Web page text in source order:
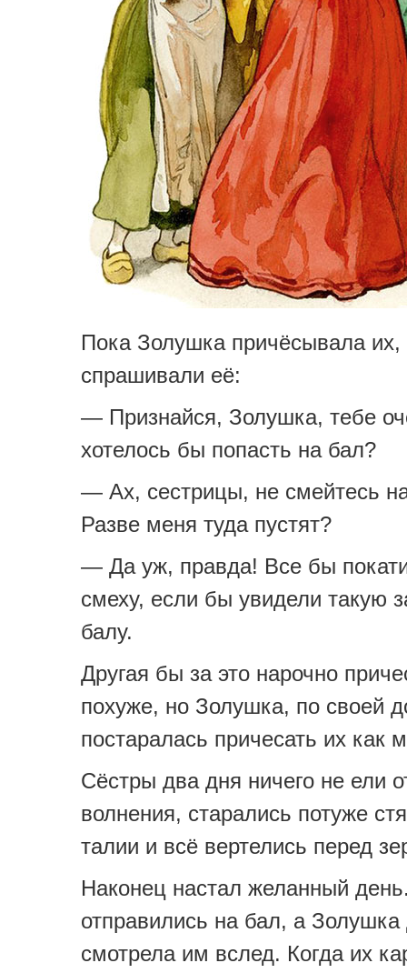
Пока Золушка причёсывала их,
спрашивали её:
— Признайся, Золушка, тебе
хотелось бы попасть на бал?
— Ах, сестрицы, не смейтесь
Разве меня туда пустят?
— Да уж, правда! Все бы
смеху, если бы увидели такую
балу.
Другая бы за это нарочно
похуже, но Золушка, по своей
постаралась причесать их как
Сёстры два дня ничего не ели
волнения, старались потуже
талии и всё вертелись перед
Наконец настал желанный
отправились на бал, а Золушка
смотрела им вслед. Когда их